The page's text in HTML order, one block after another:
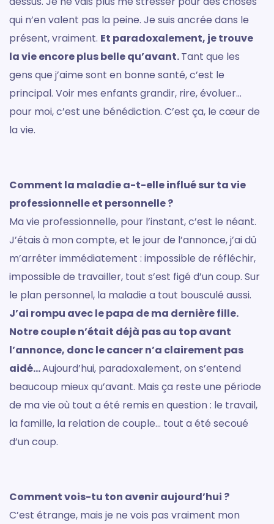
qui n’en valent pas la peine. Je suis ancrée dans le
présent, vraiment. Et paradoxalement, je trouve
la vie encore plus belle qu’avant.Tant que les
gens que j’aime sont en bonne santé, c’est le
principal. Voir mes enfants grandir, rire, évoluer…
pour moi, c’est une bénédiction. C’est ça, le cœur de
la vie.
Comment la maladie a-t-elle influé sur ta vie
professionnelle et personnelle ?
Ma vie professionnelle, pour l’instant, c’est le néant.
J’étais à mon compte, et le jour de l’annonce, j’ai dû
m’arrêter immédiatement : impossible de réfléchir,
impossible de travailler, tout s’est figé d’un coup. Sur
le plan personnel, la maladie a tout bousculé aussi.
J’ai rompu avec le papa de ma dernière fille.
Notre couple n’était déjà pas au top avant
l’annonce, donc le cancer n’a clairement pas
aidé…Aujourd’hui, paradoxalement, on s’entend
beaucoup mieux qu’avant. Mais ça reste une période
de ma vie où tout a été remis en question : le travail,
la famille, la relation de couple… tout a été secoué
d’un coup.
Comment vois-tu ton avenir aujourd’hui ?
C’est étrange, mais je ne vois pas vraiment mon